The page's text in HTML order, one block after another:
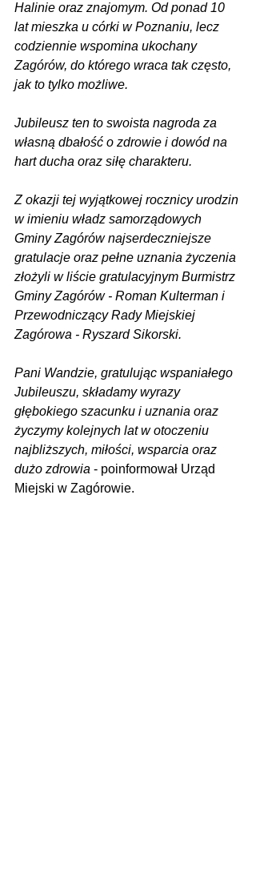
Halinie oraz znajomym. Od ponad 10
lat mieszka u córki w Poznaniu, lecz
codziennie wspomina ukochany
Zagórów, do którego wraca tak często,
jak to tylko możliwe.
Jubileusz ten to swoista nagroda za
własną dbałość o zdrowie i dowód na
hart ducha oraz siłę charakteru.
Z okazji tej wyjątkowej rocznicy urodzin
w imieniu władz samorządowych
Gminy Zagórów najserdeczniejsze
gratulacje oraz pełne uznania życzenia
złożyli w liście gratulacyjnym Burmistrz
Gminy Zagórów - Roman Kulterman i
Przewodniczący Rady Miejskiej
Zagórowa - Ryszard Sikorski.
Pani Wandzie, gratulując wspaniałego
Jubileuszu, składamy wyrazy
głębokiego szacunku i uznania oraz
życzymy kolejnych lat w otoczeniu
najbliższych, miłości, wsparcia oraz
dużo zdrowia - poinformował Urząd
Miejski w Zagórowie.